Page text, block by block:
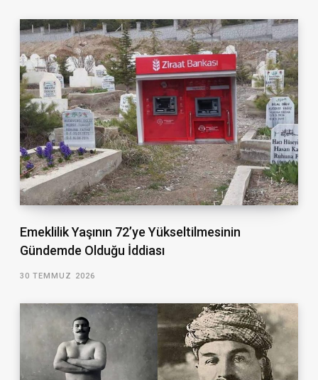
Emeklilik Yaşının 72’ye Yükseltilmesinin
Gündemde Olduğu İddiası
30 TEMMUZ 2026